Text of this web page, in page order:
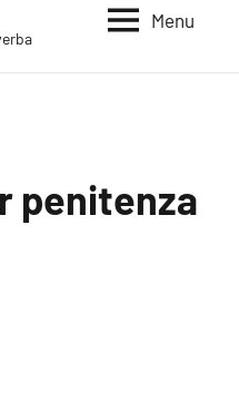
Menu
penitenza